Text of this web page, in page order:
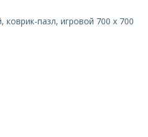
коврик-пазл, игровой 700 х 700